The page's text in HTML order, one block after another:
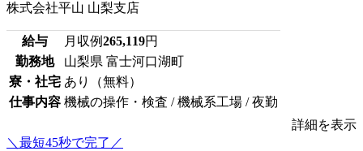
株式会社平山 山梨支店
給与 月収例265,119円
勤務地
山梨県 富士河口湖町
寮・社宅 あり（無料）
仕事内容 機械の操作・検査 / 機械系工場 / 夜勤
詳細を表示
＼最短45秒で完了／